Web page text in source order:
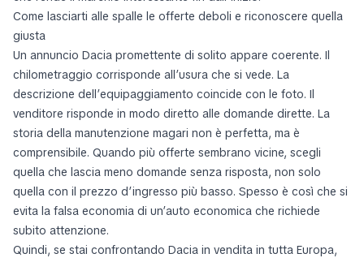
Come lasciarti alle spalle le offerte deboli e riconoscere quella
giusta
Un annuncio Dacia promettente di solito appare coerente. Il
chilometraggio corrisponde all’usura che si vede. La
descrizione dell’equipaggiamento coincide con le foto. Il
venditore risponde in modo diretto alle domande dirette. La
storia della manutenzione magari non è perfetta, ma è
comprensibile. Quando più offerte sembrano vicine, scegli
quella che lascia meno domande senza risposta, non solo
quella con il prezzo d’ingresso più basso. Spesso è così che si
evita la falsa economia di un’auto economica che richiede
subito attenzione.
Quindi, se stai confrontando Dacia in vendita in tutta Europa,